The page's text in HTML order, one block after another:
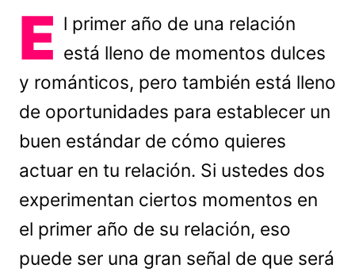
E l primer año de una relación
está lleno de momentos dulces
y románticos, pero también está lleno
de oportunidades para establecer un
buen estándar de cómo quieres
actuar en tu relación. Si ustedes dos
experimentan ciertos momentos en
el primer año de su relación, eso
puede ser una gran señal de que será